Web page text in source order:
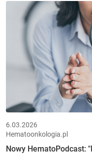
6.03.2026
Hematoonkologia.pl
Nowy HematoPodcast: